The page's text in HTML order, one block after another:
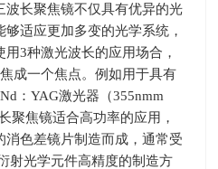
波长聚焦镜不仅具有优异的光
适应更加多变的光学系统，
用3种激光波长的应用场合，
成一个焦点。例如用于具有
Nd ：YAG激光器（355nmm
聚焦镜适合高功率的应用，
消色差镜片制造而成，通常受
射光学元件高精度的制造方